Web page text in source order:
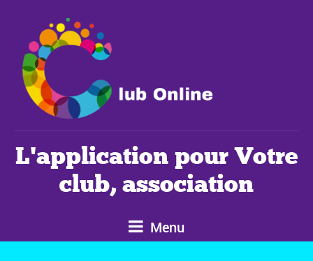
L'application pour Votre
club, association
Menu